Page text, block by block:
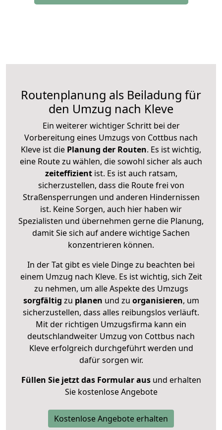
Routenplanung als Beiladung für
den Umzug nach Kleve
Ein weiterer wichtiger Schritt bei der
Vorbereitung eines Umzugs von Cottbus nach
Kleve ist die Planung der Routen. Es ist wichtig,
eine Route zu wählen, die sowohl sicher als auch
zeiteffizientist. Es ist auch ratsam,
sicherzustellen, dass die Route frei von
Straßensperrungen und anderen Hindernissen
ist. Keine Sorgen, auch hier haben wir
Spezialisten und übernehmen gerne die Planung,
damit Sie sich auf andere wichtige Sachen
konzentrieren können.
In der Tat gibt es viele Dinge zu beachten bei
einem Umzug nach Kleve. Es ist wichtig, sich Zeit
zu nehmen, um alle Aspekte des Umzugs
sorgfältig zu planen und zu organisieren, um
sicherzustellen, dass alles reibungslos verläuft.
Mit der richtigen Umzugsfirma kann ein
deutschlandweiter Umzug von Cottbus nach
Kleve erfolgreich durchgeführt werden und
dafür sorgen wir.
Füllen Sie jetzt das Formular ausund erhalten
Sie kostenlose Angebote
Kostenlose Angebote erhalten